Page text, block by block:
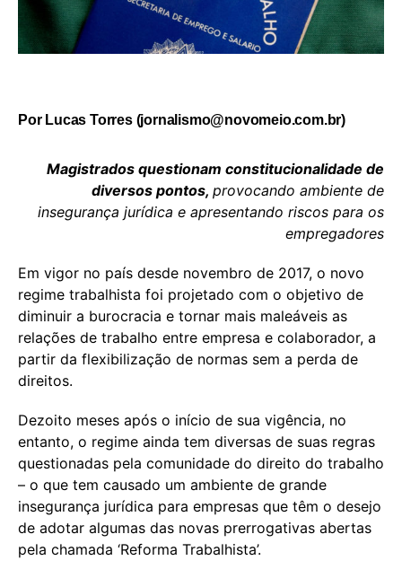
Por Lucas Torres (jornalismo@novomeio.com.br)
Magistrados questionam constitucionalidade de
diversos pontos, provocando ambiente de
insegurança jurídica e apresentando riscos para os
empregadores
Em vigor no país desde novembro de 2017, o novo
regime trabalhista foi projetado com o objetivo de
diminuir a burocracia e tornar mais maleáveis as
relações de trabalho entre empresa e colaborador, a
partir da flexibilização de normas sem a perda de
direitos.
Dezoito meses após o início de sua vigência, no
entanto, o regime ainda tem diversas de suas regras
questionadas pela comunidade do direito do trabalho
– o que tem causado um ambiente de grande
insegurança jurídica para empresas que têm o desejo
de adotar algumas das novas prerrogativas abertas
pela chamada ‘Reforma Trabalhista’.